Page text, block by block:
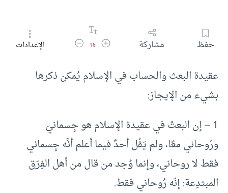
حفظ مشاركة زيادة حجم الخط
16 تقليل حجم الخطالإعدادات
عقيدة البعث والحساب في الإسلام يُمكن ذكرها
بشيء من الإيجاز:
1 – إن البعثَ في عقيدة الإسلام هو جِسمانيّ
ورُوحاني معًا، ولم يَقُل أحدٌ فيما أعلم أنَّه جِسماني
فقط لا روحاني، وإنما وُجد من قال من أهل الفِرَق
المبتدِعة: إنّه رُوحاني فقط.